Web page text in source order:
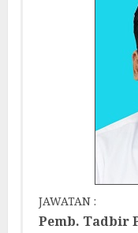
JAWATAN :
Pemb. Tadbir